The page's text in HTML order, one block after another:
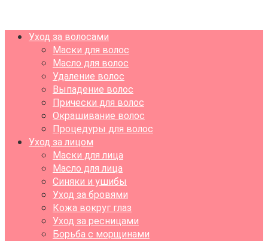
Уход за волосами
Маски для волос
Масло для волос
Удаление волос
Выпадение волос
Прически для волос
Окрашивание волос
Процедуры для волос
Уход за лицом
Маски для лица
Масло для лица
Синяки и ушибы
Уход за бровями
Кожа вокруг глаз
Уход за ресницами
Борьба с морщинами